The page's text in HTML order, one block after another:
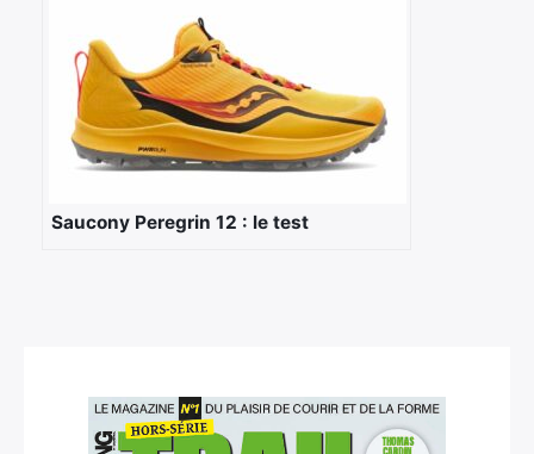
Saucony Peregrin 12 : le test
Rechercher